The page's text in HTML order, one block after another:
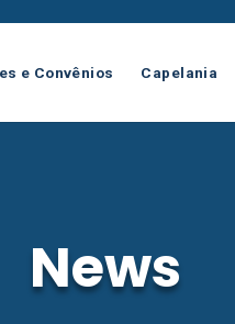
e Convênios Capelania
News